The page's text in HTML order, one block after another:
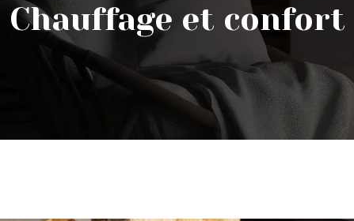
Chauffage et confort